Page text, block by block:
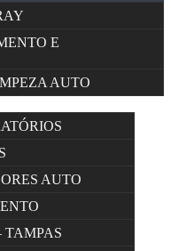
E
AUTO
AUTO
TAMPAS